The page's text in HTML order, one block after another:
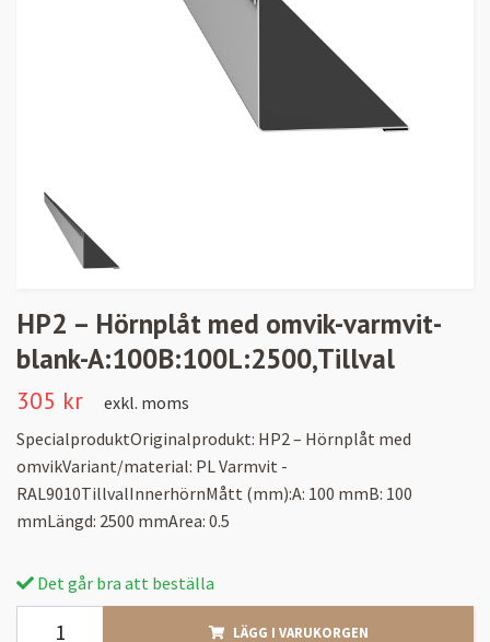
HP2 – Hörnplåt med omvik-varmvit-
blank-A:100B:100L:2500,Tillval
305 kr
exkl. moms
SpecialproduktOriginalprodukt: HP2 – Hörnplåt med
omvikVariant/material: PL Varmvit -
RAL9010TillvalInnerhörnMått (mm):A: 100 mmB: 100
mmLängd: 2500 mmArea: 0.5
Det går bra att beställa
LÄGG I VARUKORGEN